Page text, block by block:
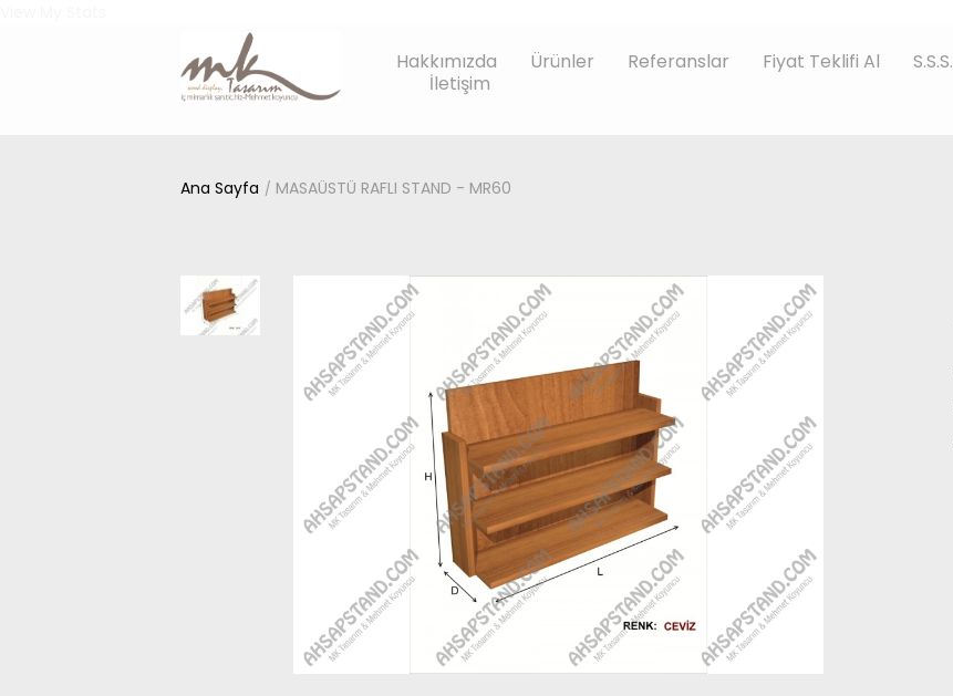
Hakkımızda Ürünler Referanslar Fiyat Teklifi Al S.S.S.
İletişim
Ana Sayfa MASAÜSTÜ RAFLI STAND - MR60